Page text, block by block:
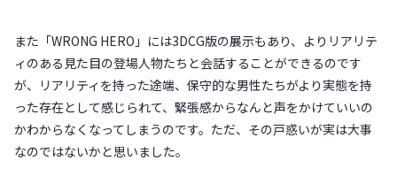
また「WRONG HERO」には3DCG版の展示もあり、よりリアリテ
ィのある見た目の登場人物たちと会話することができるのです
が、リアリティを持った途端、保守的な男性たちがより実態を持
った存在として感じられて、緊張感からなんと声をかけていいの
かわからなくなってしまうのです。ただ、その戸惑いが実は大事
なのではないかと思いました。